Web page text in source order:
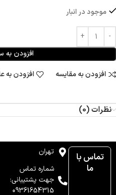
موجود در انبار
افزودن به
افزودن به مقایسه
افزودن به
نظرات (0)
تماس با
ما
تهران
شماره تماس
جهت پشتیبانی:
09361654315